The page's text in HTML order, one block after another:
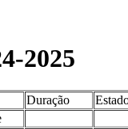
2025
Duração